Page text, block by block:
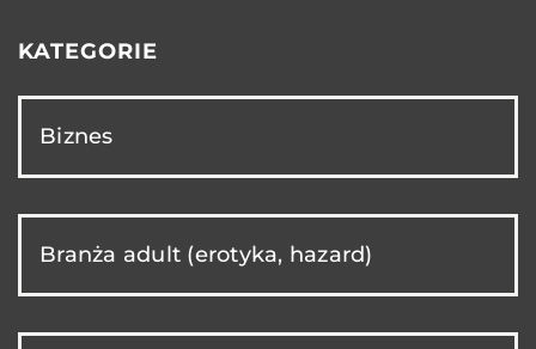
KATEGORIE
Biznes
Branża adult (erotyka, hazard)